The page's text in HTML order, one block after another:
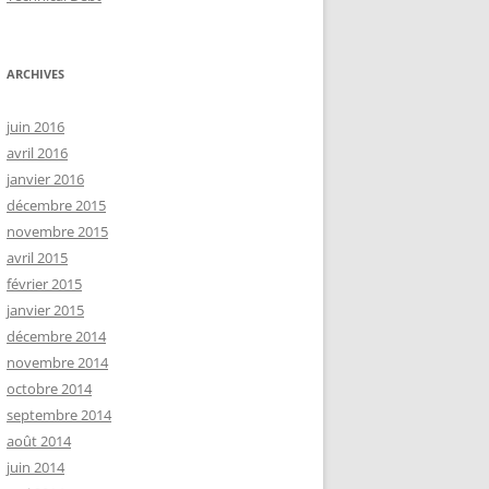
ARCHIVES
juin 2016
avril 2016
janvier 2016
décembre 2015
novembre 2015
avril 2015
février 2015
janvier 2015
décembre 2014
novembre 2014
octobre 2014
septembre 2014
août 2014
juin 2014